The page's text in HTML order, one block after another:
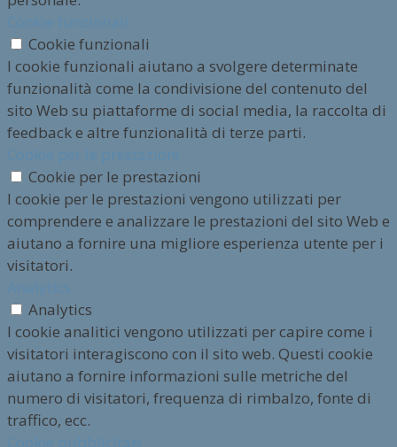
Cookie funzionali
I cookie funzionali aiutano a svolgere determinate
funzionalità come la condivisione del contenuto del
sito Web su piattaforme di social media, la raccolta di
feedback e altre funzionalità di terze parti.
Cookie per le prestazioni
I cookie per le prestazioni vengono utilizzati per
comprendere e analizzare le prestazioni del sito Web e
aiutano a fornire una migliore esperienza utente per i
visitatori.
Analytics
I cookie analitici vengono utilizzati per capire come i
visitatori interagiscono con il sito web. Questi cookie
aiutano a fornire informazioni sulle metriche del
numero di visitatori, frequenza di rimbalzo, fonte di
traffico, ecc.